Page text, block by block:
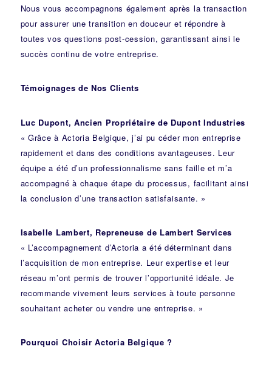
Nous vous accompagnons également après la transaction
pour assurer une transition en douceur et répondre à
toutes vos questions post-cession, garantissant ainsi le
succès continu de votre entreprise.
Témoignages de Nos Clients
Luc Dupont, Ancien Propriétaire de Dupont Industries
« Grâce à Actoria Belgique, j’ai pu céder mon entreprise
rapidement et dans des conditions avantageuses. Leur
équipe a été d’un professionnalisme sans faille et m’a
accompagné à chaque étape du processus, facilitant ainsi
la conclusion d’une transaction satisfaisante. »
Isabelle Lambert, Repreneuse de Lambert Services
« L’accompagnement d’Actoria a été déterminant dans
l’acquisition de mon entreprise. Leur expertise et leur
réseau m’ont permis de trouver l’opportunité idéale. Je
recommande vivement leurs services à toute personne
souhaitant acheter ou vendre une entreprise. »
Pourquoi Choisir Actoria Belgique ?